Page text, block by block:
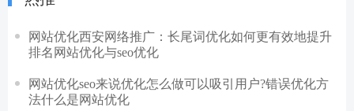
网站优化西安网络推广：长尾词优化如何更有效地提升
排名网站优化与seo优化
网站优化seo来说优化怎么做可以吸引用户?错误优化方
法什么是网站优化